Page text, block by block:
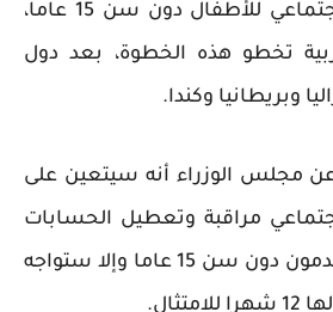
منصات التواصل الاجتماعي للأطفال دون سن 15 عاما،
تخطو هذه الخطوة، بعد دول
وبريطانيا وكندا.
مجلس الوزراء أنه سيتعين على
مراقبة وتعطيل الحسابات
التي أنشأها المستخدمون دون سن 15 عاما وإلا ستواجه